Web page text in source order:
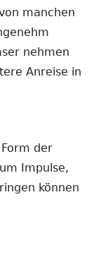
manchen
nehmen
Anreise in
der
Impulse,
können